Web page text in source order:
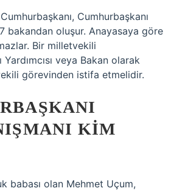
Cumhurbaşkanı
bakandan oluşur. Anayasaya göre
Bir milletvekili
Yardımcısı veya Bakan olarak
görevinden istifa etmelidir.
KIM
babası olan Mehmet Uçum,